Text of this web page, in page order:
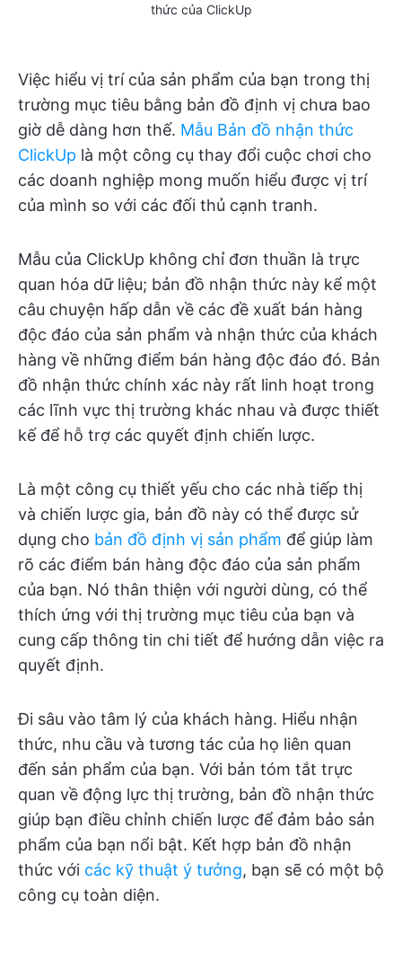
thức của ClickUp
Việc hiểu vị trí của sản phẩm của bạn trong thị
trường mục tiêu bằng bản đồ định vị chưa bao
giờ dễ dàng hơn thế. Mẫu Bản đồ nhận thức
ClickUp là một công cụ thay đổi cuộc chơi cho
các doanh nghiệp mong muốn hiểu được vị trí
của mình so với các đối thủ cạnh tranh.
Mẫu của ClickUp không chỉ đơn thuần là trực
quan hóa dữ liệu; bản đồ nhận thức này kể một
câu chuyện hấp dẫn về các đề xuất bán hàng
độc đáo của sản phẩm và nhận thức của khách
hàng về những điểm bán hàng độc đáo đó. Bản
đồ nhận thức chính xác này rất linh hoạt trong
các lĩnh vực thị trường khác nhau và được thiết
kế để hỗ trợ các quyết định chiến lược.
Là một công cụ thiết yếu cho các nhà tiếp thị
và chiến lược gia, bản đồ này có thể được sử
dụng cho bản đồ định vị sản phẩm để giúp làm
rõ các điểm bán hàng độc đáo của sản phẩm
của bạn. Nó thân thiện với người dùng, có thể
thích ứng với thị trường mục tiêu của bạn và
cung cấp thông tin chi tiết để hướng dẫn việc ra
quyết định.
Đi sâu vào tâm lý của khách hàng. Hiểu nhận
thức, nhu cầu và tương tác của họ liên quan
đến sản phẩm của bạn. Với bản tóm tắt trực
quan về động lực thị trường, bản đồ nhận thức
giúp bạn điều chỉnh chiến lược để đảm bảo sản
phẩm của bạn nổi bật. Kết hợp bản đồ nhận
thức với các kỹ thuật ý tưởng, bạn sẽ có một bộ
công cụ toàn diện.